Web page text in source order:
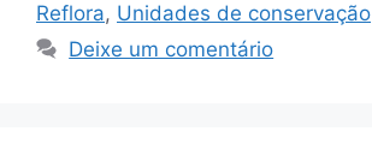
Reflora, Unidades de conservação
Deixe um comentário